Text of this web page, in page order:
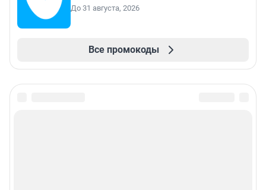
До 31 августа, 2026
Все промокоды